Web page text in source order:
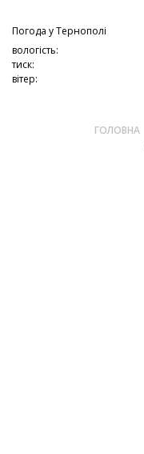
Погода уТернополі
вологість:
тиск:
вітер:
ГОЛОВНА